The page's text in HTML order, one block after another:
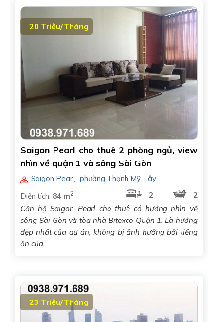
20 Triệu/Tháng
Saigon Pearl cho thuê 2 phòng ngủ, view
nhìn về quận 1 và sông Sài Gòn
Saigon Pearl, phường Thạnh Mỹ Tây
Diện tích: 84 m2 2
2
Căn hộ Saigon Pearl cho thuê có hướng nhìn về
sông Sài Gòn và tòa nhà Bitexco Quận 1. Là hướng
đẹp nhất của dự án, không bị ảnh hưởng bởi tiếng
ồn của..
23 Triệu/Tháng